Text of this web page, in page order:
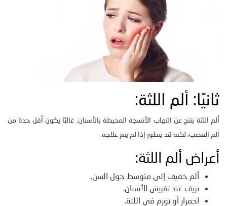
ثانيًا: ألم اللثة:
ألم اللثة ينتج عن التهاب الأنسجة المحيطة بالأسنان. غالبًا يكون أقل حدة من
ألم العصب، لكنه قد يتطور إذا لم يتم علاجه.
أعراض ألم اللثة:
ألم خفيف إلى متوسط حول السن.
نزيف عند تفريش الأسنان.
احمرار أو تورم في اللثة.